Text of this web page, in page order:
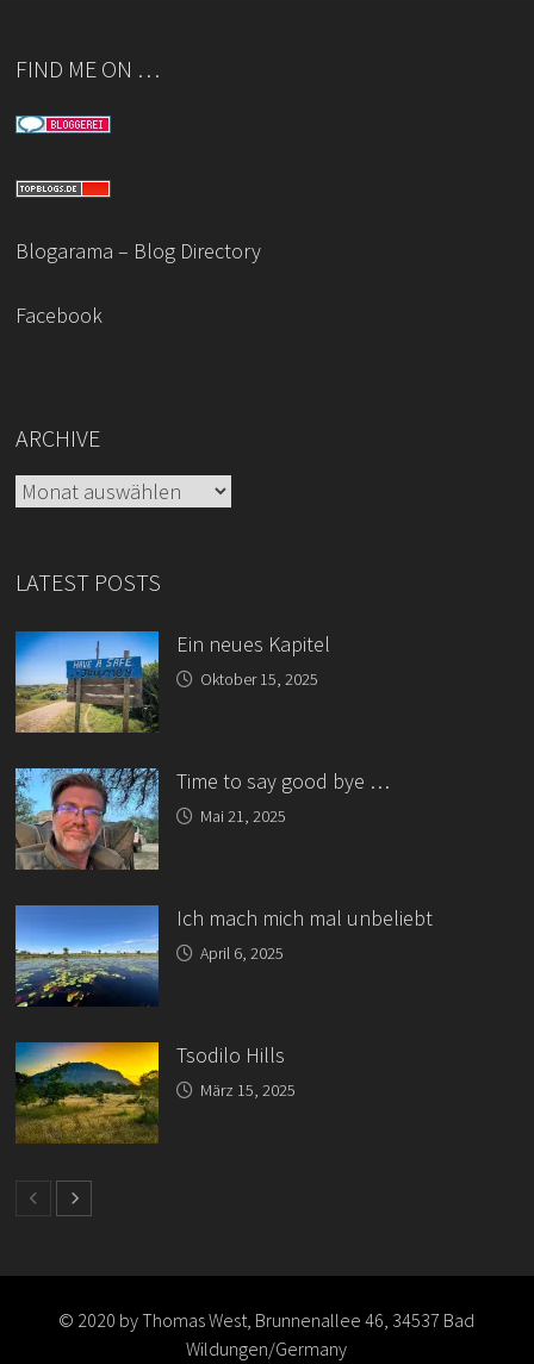
FIND ME ON …
Blogarama – Blog Directory
Facebook
ARCHIVE
Archive
LATEST POSTS
Ein neues Kapitel
Oktober 15, 2025
Time to say good bye …
Mai 21, 2025
Ich mach mich mal unbeliebt
April 6, 2025
Tsodilo Hills
März 15, 2025
© 2020 by Thomas West, Brunnenallee 46, 34537 Bad
Wildungen/Germany